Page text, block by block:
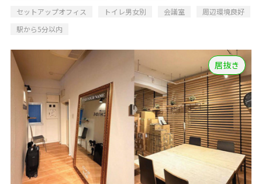
セットアップオフィス
トイレ男女別 会議室
周辺環境良好
駅から5分以内
居抜き